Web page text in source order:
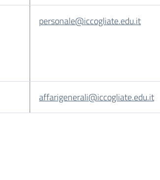
personale@iccogliate.edu.it
affarigenerali@iccogliate.edu.it